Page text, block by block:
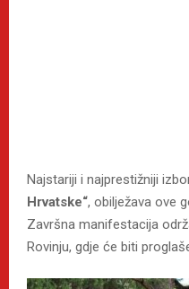
Najstariji i najprestižniji
Hrvatske“, obilježava ove
Završna manifestacija
Rovinju, gdje će biti